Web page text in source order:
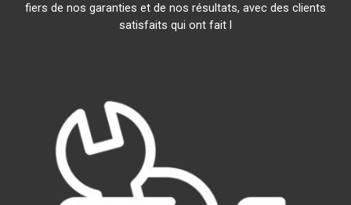
fiers de nos garanties et de nos résultats, avec des clients
satisfaits qui ont fait l